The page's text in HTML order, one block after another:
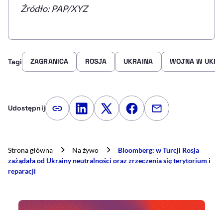
Źródło: PAP/XYZ
Tagi ZAGRANICA ROSJA UKRAINA WOJNA W
Udostępnij Kopiuj link artykułu
Udostępnij na LinkedIn
Udostępnij na Twitterze
Udostępnij na
Udostępnij
Strona główna Na żywo
Bloomberg: w Turcji Rosja
zażądała od Ukrainy neutralności oraz zrzeczenia się terytorium i
reparacji